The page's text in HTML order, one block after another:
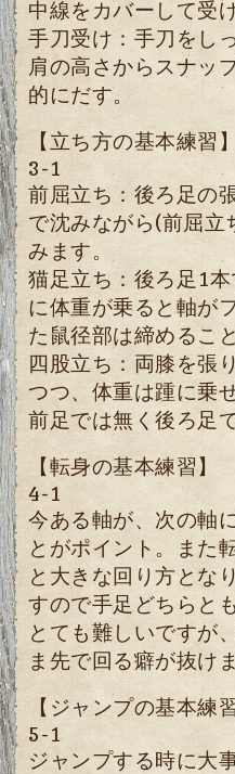
中線をカバーして受け
手刀受け：手刀をし
肩の高さからスナッ
的にだす。
【立ち方の基本練習】
3-1
前屈立ち：後ろ足の
で沈みながら(前屈立
みます。
猫足立ち：後ろ足1
に体重が乗ると軸が
た鼠径部は締めること
四股立ち：両膝を張
つつ、体重は踵に乗
前足では無く後ろ足
【転身の基本練習】
4-1
今ある軸が、次の軸
とがポイント。また
と大きな回り方とな
すので手足どちらと
とても難しいですが
ま先で回る癖が抜け
【ジャンプの基本練習
5-1
ジャンプする時に大